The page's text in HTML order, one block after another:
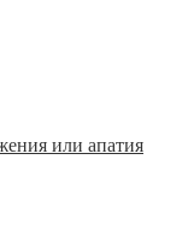
или апатия